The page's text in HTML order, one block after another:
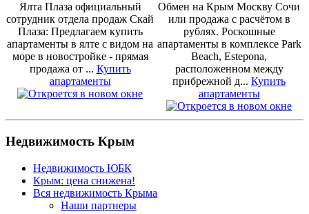
Ялта Плаза официальный
сотрудник отдела продаж Скай
Плаза: Предлагаем купить
апартаменты в ялте с видом на
море в новостройке - прямая
продажа от ... Купить
апартаменты
Обмен на Крым Москву Сочи
или продажа с расчётом в
рублях. Роскошные
апартаменты в комплексе Park
Beach, Estepona,
расположенном между
прибрежной д... Купить
апартаменты
Недвижимость Крым
Недвижимость ЮБК
Крым: цена снижена!
Вся недвижимость Крыма
Наши партнеры